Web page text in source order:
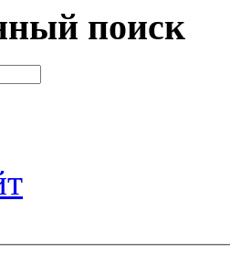
поиск